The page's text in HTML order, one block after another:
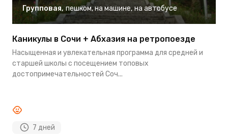
Групповая, пешком, на машине, на автобусе
Каникулы в Сочи + Абхазия на ретропоезде
Насыщенная и увлекательная программа для средней и
старшей школы с посещением топовых
достопримечательностей Соч...
7 дней